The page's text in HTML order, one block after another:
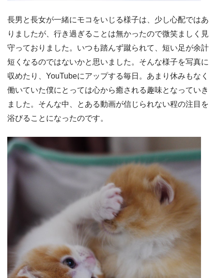
長男と長女が一緒にモコをいじる様子は、少し心配ではあ
りましたが、行き過ぎることは無かったので微笑ましく見
守っておりました。いつも踏んず蹴られて、短い足が余計
短くなるのではないかと思いました。そんな様子を写真に
収めたり、 YouTubeにアップする毎日。あまり休みもなく
働いていた僕にとっては心から癒される趣味となっていき
ました。そんな中、とある動画が信じられない程の注目を
浴びることになったのです。